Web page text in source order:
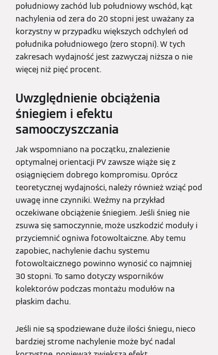
południowy zachód lub południowy wschód, kąt
nachylenia od zera do 20 stopni jest uważany za
korzystny w przypadku większych odchyleń od
południka południowego (zero stopni). W tych
zakresach wydajność jest zazwyczaj niższa o nie
więcej niż pięć procent.
Uwzględnienie obciążenia
śniegiem i efektu
samooczyszczania
Jak wspomniano na początku, znalezienie
optymalnej orientacji PV zawsze wiąże się z
osiągnięciem dobrego kompromisu. Oprócz
teoretycznej wydajności, należy również wziąć pod
uwagę inne czynniki. Weźmy na przykład
oczekiwane obciążenie śniegiem. Jeśli śnieg nie
zsuwa się samoczynnie, może uszkodzić moduły i
przyciemnić ogniwa fotowoltaiczne. Aby temu
zapobiec, nachylenie dachu systemu
fotowoltaicznego powinno wynosić co najmniej
30 stopni. To samo dotyczy wsporników
kolektorów podczas montażu modułów na
płaskim dachu.
Jeśli nie są spodziewane duże ilości śniegu, nieco
bardziej strome nachylenie może być nadal